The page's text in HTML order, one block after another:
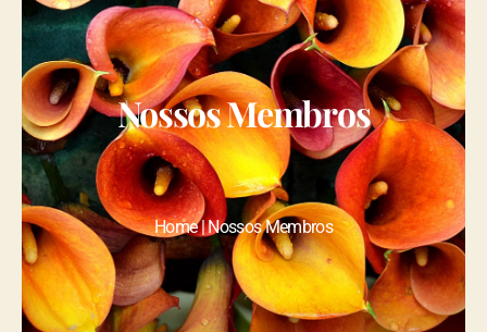
Nossos Membros
Home | Nossos Membros